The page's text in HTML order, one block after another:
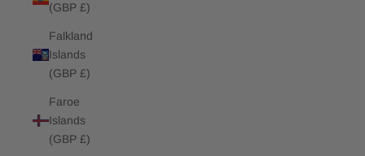
(GBP £)
Falkland
Islands
(GBP £)
Faroe
Islands
(GBP £)